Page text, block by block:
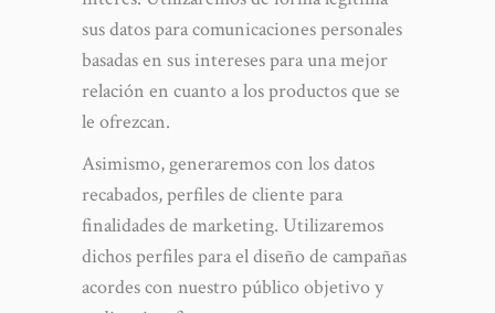
sus datos para comunicaciones personales
basadas en sus intereses para una mejor
relación en cuanto a los productos que se
le ofrezcan.
Asimismo, generaremos con los datos
recabados, perfiles de cliente para
finalidades de marketing. Utilizaremos
dichos perfiles para el diseño de campañas
acordes con nuestro público objetivo y